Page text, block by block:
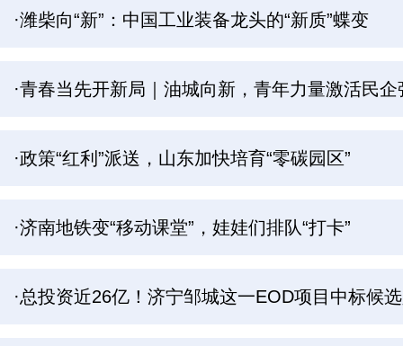
·潍柴向“新”：中国工业装备龙头的“新质”蝶变
·青春当先开新局｜油城向新，青年力量激活民
·政策“红利”派送，山东加快培育“零碳园区”
·济南地铁变“移动课堂”，娃娃们排队“打卡”
·总投资近26亿！济宁邹城这一EOD项目中标候